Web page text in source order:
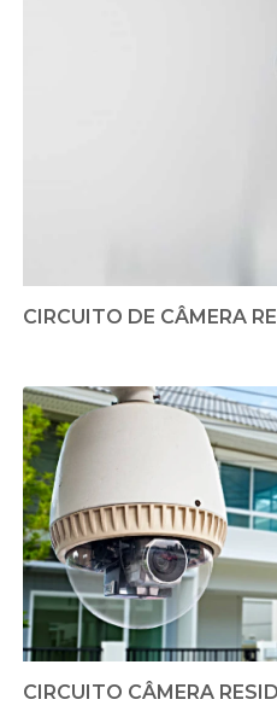
CIRCUITO DE CÂMERA
CIRCUITO CÂMERA